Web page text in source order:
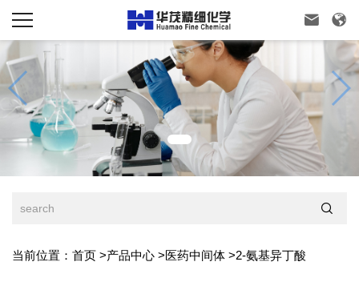
 

当前位置： 首页 >产品中心 >医药中间体 >2-氨基异丁酸